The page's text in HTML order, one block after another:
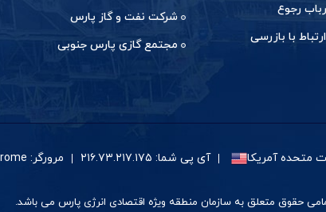
رجوع
با بازرسی
شرکت نفت و گاز پارس
مجتمع گازی پارس جنوبی
متحده آمریکا آی پی شما: ۲۱۶.۷۳.۲۱۷.۱۷۵ مرورگر: Google Chrome
حقوق متعلق به سازمان منطقه ویژه اقتصادی انرژی پارس می باشد.